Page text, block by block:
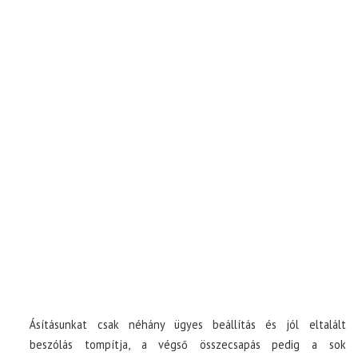
Ásításunkat csak néhány ügyes beállítás és jól eltalált
beszólás tompítja, a végső összecsapás pedig a sok